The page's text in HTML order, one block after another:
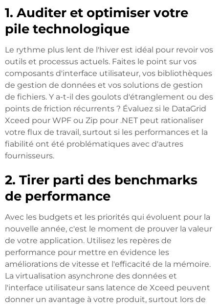
1. Auditer et optimiser votre
pile technologique
Le rythme plus lent de l'hiver est idéal pour revoir vos
outils et processus actuels. Faites le point sur vos
composants d'interface utilisateur, vos bibliothèques
de gestion de données et vos solutions de gestion
de fichiers. Y a-t-il des goulots d'étranglement ou des
points de friction récurrents ? Évaluez si le DataGrid
Xceed pour WPF ou Zip pour .NET peut rationaliser
votre flux de travail, surtout si les performances et la
fiabilité ont été problématiques avec d'autres
fournisseurs.
2. Tirer parti des benchmarks
de performance
Avec les budgets et les priorités qui évoluent pour la
nouvelle année, c'est le moment de prouver la valeur
de votre application. Utilisez les repères de
performance pour mettre en évidence les
améliorations de vitesse et l'efficacité de la mémoire.
La virtualisation asynchrone des données et
l'interface utilisateur sans latence de Xceed peuvent
donner un avantage à votre produit, surtout lors de